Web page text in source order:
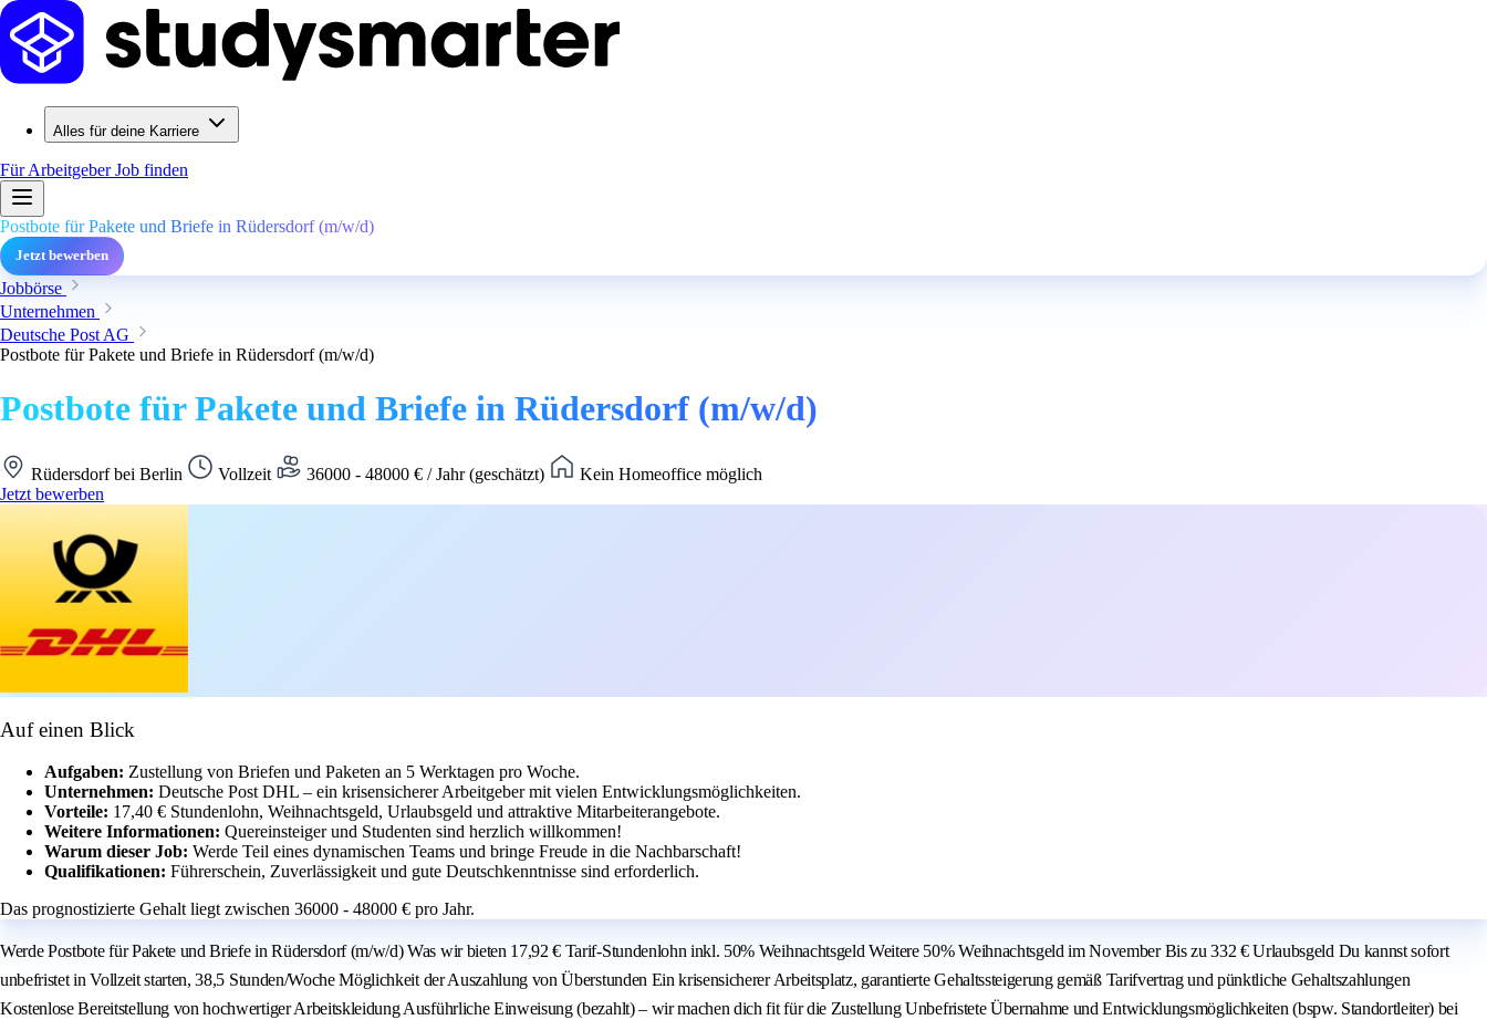
Alles für deine Karriere
Für ArbeitgeberJob finden
Postbote für Pakete und Briefe in Rüdersdorf (m/w/d)
Jetzt bewerben
Jobbörse
Unternehmen
Deutsche Post AG
Postbote für Pakete und Briefe in Rüdersdorf (m/w/d)
Postbote für Pakete und Briefe in Rüdersdorf (m/w/d)
Rüdersdorf bei Berlin Vollzeit 36000 - 48000 € / Jahr (geschätzt)
Kein Homeoffice möglich
Jetzt bewerben
Auf einen Blick
Aufgaben: Zustellung von Briefen und Paketen an 5 Werktagen pro Woche.
Unternehmen: Deutsche Post DHL – ein krisensicherer Arbeitgeber mit vielen Entwicklungsmöglichkeiten.
Vorteile: 17,40 € Stundenlohn, Weihnachtsgeld, Urlaubsgeld und attraktive Mitarbeiterangebote.
Weitere Informationen: Quereinsteiger und Studenten sind herzlich willkommen!
Warum dieser Job: Werde Teil eines dynamischen Teams und bringe Freude in die Nachbarschaft!
Qualifikationen: Führerschein, Zuverlässigkeit und gute Deutschkenntnisse sind erforderlich.
Das prognostizierte Gehalt liegt zwischen 36000 - 48000 € pro Jahr.
Werde Postbote für Pakete und Briefe in Rüdersdorf (m/w/d) Was wir bieten 17,92 € Tarif-Stundenlohn inkl. 50% Weihnachtsgeld Weitere 50% Weihnachtsgeld im November Bis zu 332 € Urlaubsgeld Du kannst sofort
unbefristet in Vollzeit starten, 38,5 Stunden/Woche Möglichkeit der Auszahlung von Überstunden Ein krisensicherer Arbeitsplatz, garantierte Gehaltssteigerung gemäß Tarifvertrag und pünktliche Gehaltszahlungen
Kostenlose Bereitstellung von hochwertiger Arbeitskleidung Ausführliche Einweisung (bezahlt) – wir machen dich fit für die Zustellung Unbefristete Übernahme und Entwicklungsmöglichkeiten (bspw. Standortleiter) bei